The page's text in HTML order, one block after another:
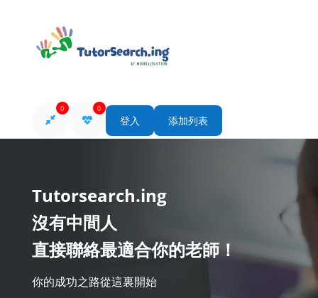
0 0
登入 添加列表
Tutorsearch.ing
沒有中間人
直接聯絡最適合你的老師！
你的成功之路從這裏開始